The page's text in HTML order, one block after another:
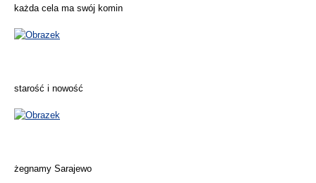
każda cela ma swój komin
starość i nowość
żegnamy Sarajewo